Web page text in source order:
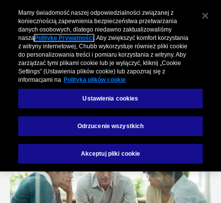
Zgłoszenie szkody
Mamy świadomość naszej odpowiedzialności związanej z
koniecznością zapewnienia bezpieczeństwa przetwarzania
danych osobowych, dlatego niedawno zaktualizowaliśmy
naszą Politykę Prywatności. Aby zwiększyć komfort korzystania
z witryny internetowej, Chubb wykorzystuje również pliki cookie
do personalizowania treści i pomiaru korzystania z witryny. Aby
zarządzać tymi plikami cookie lub je wyłączyć, kliknij „Cookie
Settings” (Ustawienia plików cookie) lub zapoznaj się z
informacjami na Polityka plików cookie
Ustawienia cookies
Odrzucenie wszystkich
Akceptuj pliki cookie